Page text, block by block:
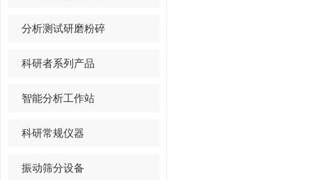
分析测试研磨粉碎
科研者系列产品
智能分析工作站
科研常规仪器
振动筛分设备